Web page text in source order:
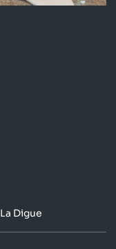
La Digue